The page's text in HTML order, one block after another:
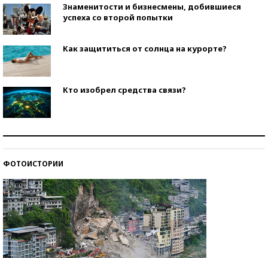
Знаменитости и бизнесмены, добившиеся
успеха со второй попытки
Как защититься от солнца на курорте?
Кто изобрел средства связи?
стобалльников?
ФОТОИСТОРИИ